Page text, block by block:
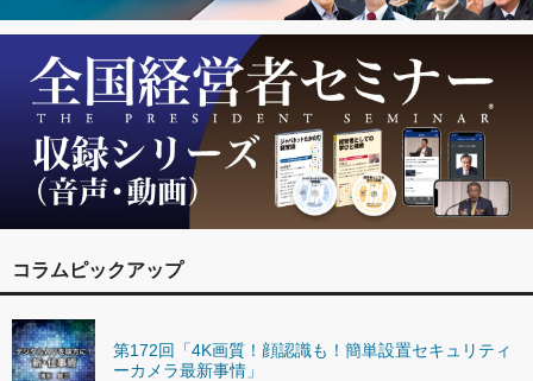
コラムピックアップ
第172回「4K画質！顔認識も！簡単設置セキュリティ
ーカメラ最新事情」